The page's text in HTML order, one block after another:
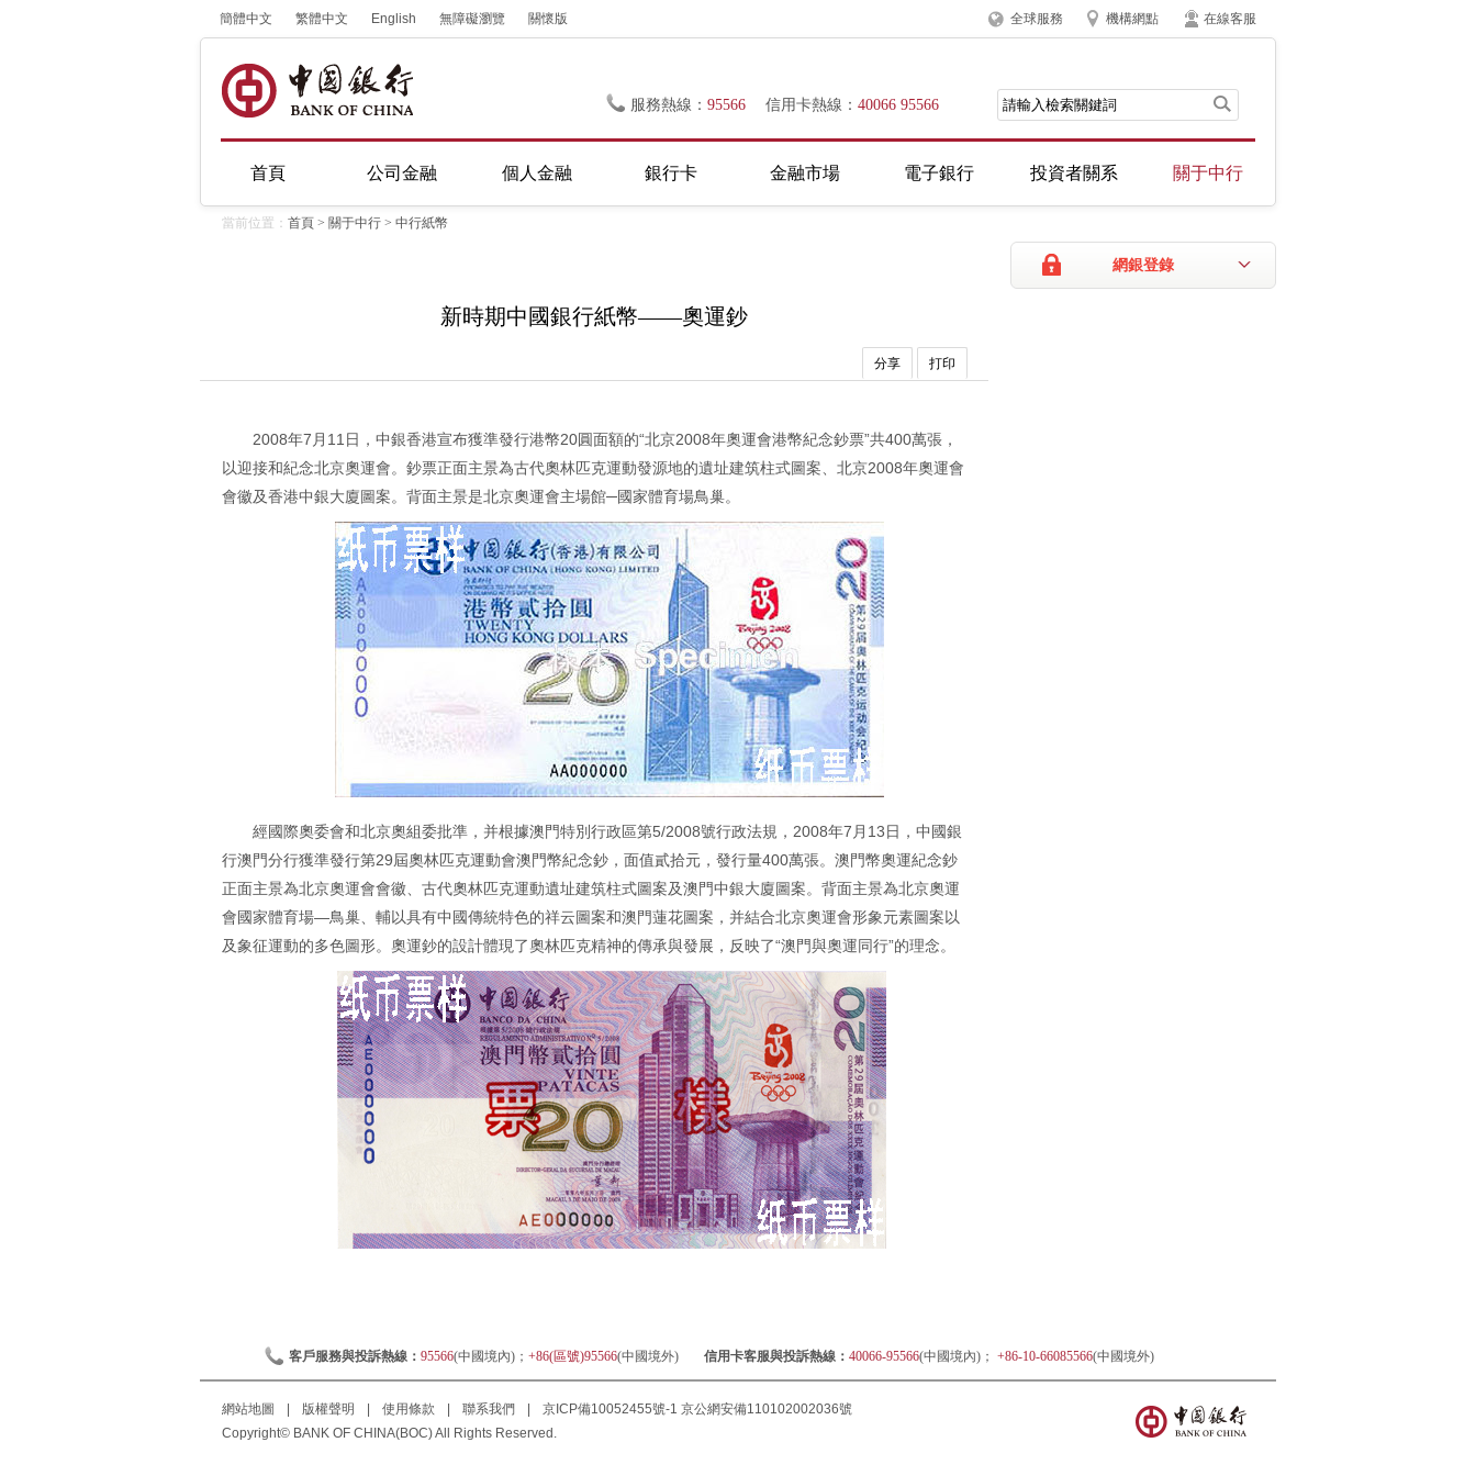
簡體中文 繁體中文 English 無障礙瀏覽 關懷版 全球服務 機構網點 在線客服
服務熱線： 95566 信用卡熱線： 40066 95566
首頁 公司金融 個人金融 銀行卡 金融市場 電子銀行 投資者關系 關于中行
當前位置： 首頁 > 關于中行 > 中行紙幣
網銀登錄
新時期中國銀行紙幣——奧運鈔
分享 打印
2008年7月11日，中銀香港宣布獲準發行港幣20圓面額的“北京2008年奧運會港幣紀念鈔票”共400萬張，
以迎接和紀念北京奧運會。鈔票正面主景為古代奧林匹克運動發源地的遺址建筑柱式圖案、北京2008年奧運會
會徽及香港中銀大廈圖案。背面主景是北京奧運會主場館─國家體育場鳥巢。
經國際奧委會和北京奧組委批準，并根據澳門特別行政區第5/2008號行政法規，2008年7月13日，中國銀
行澳門分行獲準發行第29屆奧林匹克運動會澳門幣紀念鈔，面值貳拾元，發行量400萬張。澳門幣奧運紀念鈔
正面主景為北京奧運會會徽、古代奧林匹克運動遺址建筑柱式圖案及澳門中銀大廈圖案。背面主景為北京奧運
會國家體育場—鳥巢、輔以具有中國傳統特色的祥云圖案和澳門蓮花圖案，并結合北京奧運會形象元素圖案以
及象征運動的多色圖形。奧運鈔的設計體現了奧林匹克精神的傳承與發展，反映了“澳門與奧運同行”的理念。
客戶服務與投訴熱線： 95566(中國境內)； +86(區號)95566(中國境外) 信用卡客服與投訴熱線： 40066-95566(中國境內)； +86-10-66085566(中國境外)
網站地圖 版權聲明 使用條款 聯系我們 京ICP備10052455號-1 京公網安備110102002036號
Copyright© BANK OF CHINA(BOC) All Rights Reserved.